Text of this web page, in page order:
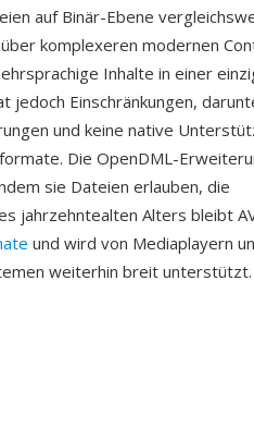
auf Binär-Ebene
komplexeren modernen
Inhalte in einer
jedoch Einschränkungen,
und keine native
Die OpenDML-
sie Dateien erlauben, die
jahrzehntealten Alters bleibt
und wird von Mediaplayern
weiterhin breit unterstützt.